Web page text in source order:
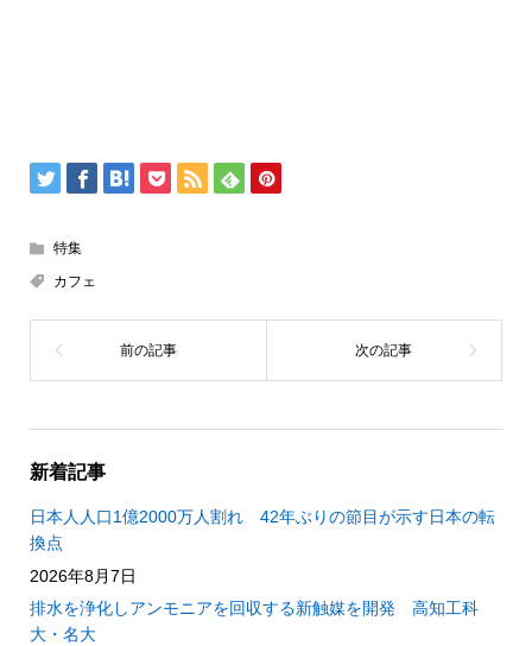
特集
カフェ
新着記事
日本人人口1億2000万人割れ 42年ぶりの節目が示す日本の転
換点
2026年8月7日
排水を浄化しアンモニアを回収する新触媒を開発 高知工科
大・名大